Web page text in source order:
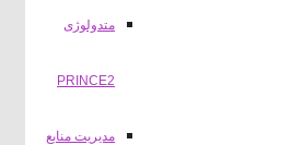
متدولوژی
PRINCE2
مدیریت منابع